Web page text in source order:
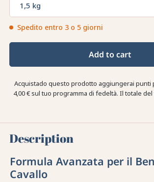
1,5 kg
Spedito entro 3 o 5 giorni
Add to cart
Acquistado questo prodotto aggiungerai punti
4,00 €sul tuo programma di fedeltà. Il totale del
Description
Formula Avanzata per il
Cavallo